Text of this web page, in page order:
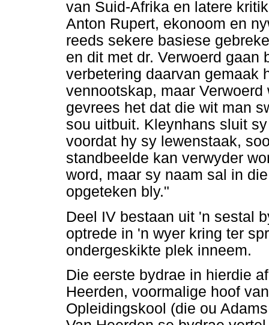
van Suid-Afrika en latere
Anton Rupert, ekonoom en
reeds sekere basiese
en dit met dr. Verwoerd gaan
verbetering daarvan gemaak
vennootskap, maar
gevrees het dat die wit man
sou uitbuit. Kleynhans sluit
voordat hy sy lewenstaak,
standbeelde kan verwyder
word, maar sy naam sal in
opgeteken bly."
Deel IV bestaan uit 'n sestal
optrede in 'n wyer kring ter
ondergeskikte plek inneem.
Die eerste bydrae in hierdie
Heerden, voormalige hoof
Opleidingskool (die ou